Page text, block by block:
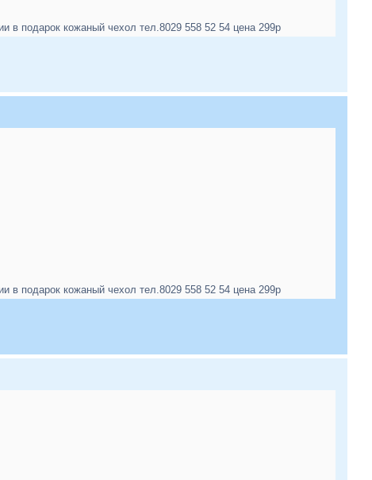
в подарок кожаный чехол тел.8029 558 52 54 цена 299р
в подарок кожаный чехол тел.8029 558 52 54 цена 299р